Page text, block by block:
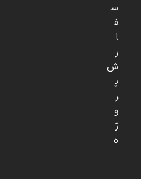
س
ف
ا
ر
ش
پ
ر
و
ژ
ه